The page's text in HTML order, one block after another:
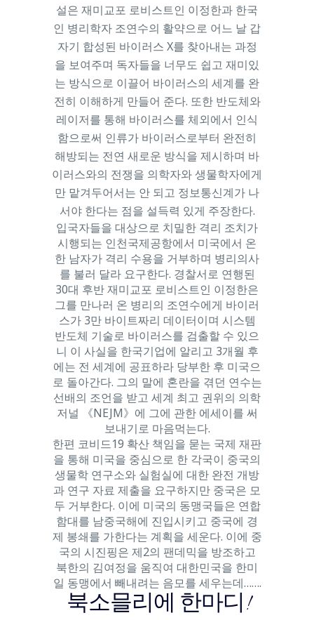
설은 재미교포 로비스트인 이정한과 한국
인 병리학자 조연수의 활약으로 어느 날 갑
자기 합성된 바이러스 X를 찾아내는 과정
을 보여주며 독자들을 너무도 쉽고 재미있
는 방식으로 이끌어 바이러스의 세계를 완
전히 이해하게 만들어 준다. 또한 반도체와
레이저를 통해 바이러스를 체외에서 인식
함으로써 인류가 바이러스로부터 완전히
해방되는 전연 새로운 방식을 제시하며 바
이러스와의 전쟁을 의학자와 생물학자에게
만 맡겨두어서는 안 되고 정보통신계가 나
서야 한다는 점을 설득력 있게 주장한다.
입국자들을 대상으로 치밀한 격리 조치가
시행되는 인천국제공항에서 미국에서 온
한 남자가 격리 수용을 거부하며 병리의사
를 불러 달라 요구한다. 경찰서로 연행된
30대 후반 재미교포 로비스트인 이정한은
그를 만나러 온 병리의 조연수에게 바이러
스가 3만 바이트짜리 데이터이며 시스템
반도체 기술로 바이러스를 검출할 수 있으
니 이 사실을 한국기업에 알리고 3개월 후
에는 전 세계에 공표하라 당부한 후 미국으
로 돌아간다. 그의 말에 혼란을 겪던 연수는
선배의 조언을 받고 세계 최고 권위의 의학
저널 《NEJM》에 그에 관한 에세이를 써
보내기로 마음먹는다.
한편 코비드19 확산 책임을 묻는 국제 재판
을 통해 미국을 중심으로 한 각국이 중국의
생물학 연구소와 실험실에 대한 완전 개방
과 연구 자료 제출을 요구하지만 중국은 모
두 거부한다. 이에 미국의 동맹국들은 연합
함대를 남중국해에 진입시키고 중국에 경
제 봉쇄를 가한다는 계획을 세운다. 이에 중
국의 시진핑은 제2의 팬데믹을 방조하고
북한의 김여정을 움직여 대한민국을 한미
일 동맹에서 빼내려는 음모를 세우는데…….
북소믈리에 한마디!